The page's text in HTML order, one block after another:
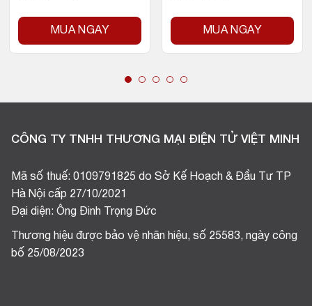
MUA NGAY MUA NGAY
CÔNG TY TNHH THƯƠNG MẠI ĐIỆN TỬ VIỆT MINH
Mã số thuế: 0109791825 do Sở Kế Hoạch & Đầu Tư TP
Hà Nội cấp 27/10/2021
Đại diện: Ông Đinh Trọng Đức
Thương hiệu được bảo vệ nhãn hiệu, số 25583, ngày công
bố 25/08/2023